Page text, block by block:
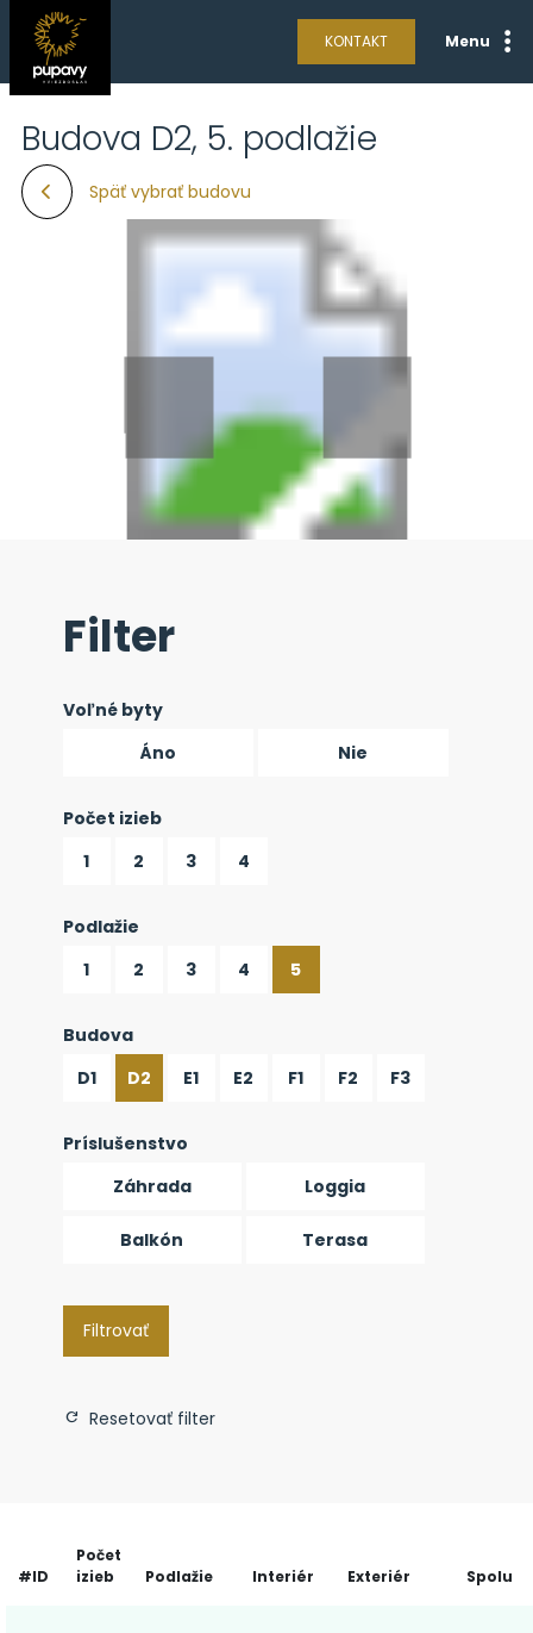
KONTAKT Menu
Budova D2, 5. podlažie
Späť vybrať budovu
Filter
Voľné byty
Áno
Nie
Počet izieb
1
2 3 4
Podlažie
1
2 3 4 5
Budova
D1
D2 E1 E2 F1 F2 F3
Príslušenstvo
Záhrada
Loggia
Balkón Terasa
Filtrovať
Resetovať filter
#ID
Počet
izieb
Podlažie Interiér Exteriér Spolu